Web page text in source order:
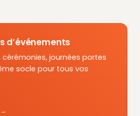
d’événements
cérémonies, journées portes
socle pour tous vos